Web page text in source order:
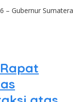
– Gubernur Sumatera